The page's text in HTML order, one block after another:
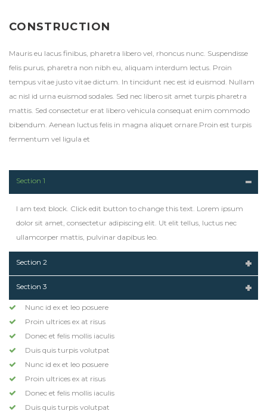
CONSTRUCTION
Mauris eu lacus finibus, pharetra libero vel, rhoncus nunc. Suspendisse
felis purus, pharetra non nibh eu, aliquam interdum lectus. Proin
tempus vitae justo vitae dictum. In tincidunt nec est id euismod. Nullam
ac nisl id urna euismod sodales. Sed nec libero sit amet turpis pharetra
mattis. Sed consectetur erat libero vehicula consequat enim commodo
bibendum. Aenean luctus felis in magna aliquet ornare.Proin est turpis
fermentum vel ligula et
Section 1
I am text block. Click edit button to change this text. Lorem ipsum
dolor sit amet, consectetur adipiscing elit. Ut elit tellus, luctus nec
ullamcorper mattis, pulvinar dapibus leo.
Section 2
Section 3
Nunc id ex et leo posuere
Proin ultrices ex at risus
Donec et felis mollis iaculis
Duis quis turpis volutpat
Nunc id ex et leo posuere
Proin ultrices ex at risus
Donec et felis mollis iaculis
Duis quis turpis volutpat